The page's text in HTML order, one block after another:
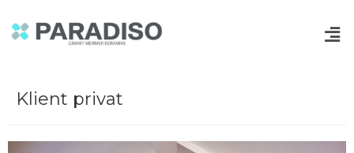
Klient privat